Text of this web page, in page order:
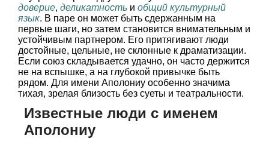
доверие, деликатность и общий культурный
язык. В паре он может быть сдержанным на
первые шаги, но затем становится внимательным и
устойчивым партнером. Его притягивают люди
достойные, цельные, не склонные к драматизации.
Если союз складывается удачно, он часто держится
не на вспышке, а на глубокой привычке быть
рядом. Для имени Аполониу особенно значима
тихая, зрелая близость без суеты и театральности.
Известные люди с именем
Аполониу